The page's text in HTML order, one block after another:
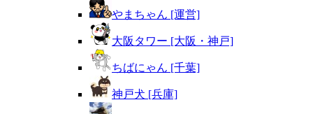
やまちゃん [運営]
大阪タワー [大阪・神戸]
ちばにゃん [千葉]
神戸犬 [兵庫]